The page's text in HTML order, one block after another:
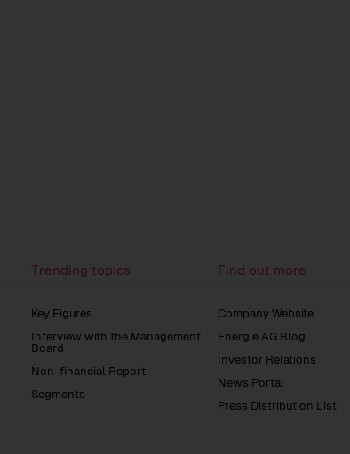
Trending topics
Key Figures
Interview with the Management
Board
Non-financial Report
Segments
Find out more
Company Website
Energie AG Blog
Investor Relations
News Portal
Press Distribution List